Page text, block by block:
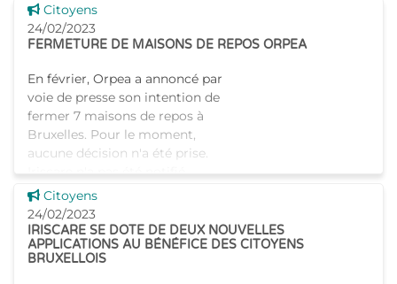
des citoyens. En Ré
Voir cette news
Citoyens
24/02/2023
FERMETURE DE MAISONS DE REPOS ORPEA
En février, Orpea a annoncé par
voie de presse son intention de
fermer 7 maisons de repos à
Bruxelles. Pour le moment,
aucune décision n'a été prise.
Iriscare n'a pas été notifié
officiellem
Voir cette news
Citoyens
24/02/2023
IRISCARE SE DOTE DE DEUX NOUVELLES
APPLICATIONS AU BÉNÉFICE DES CITOYENS
BRUXELLOIS